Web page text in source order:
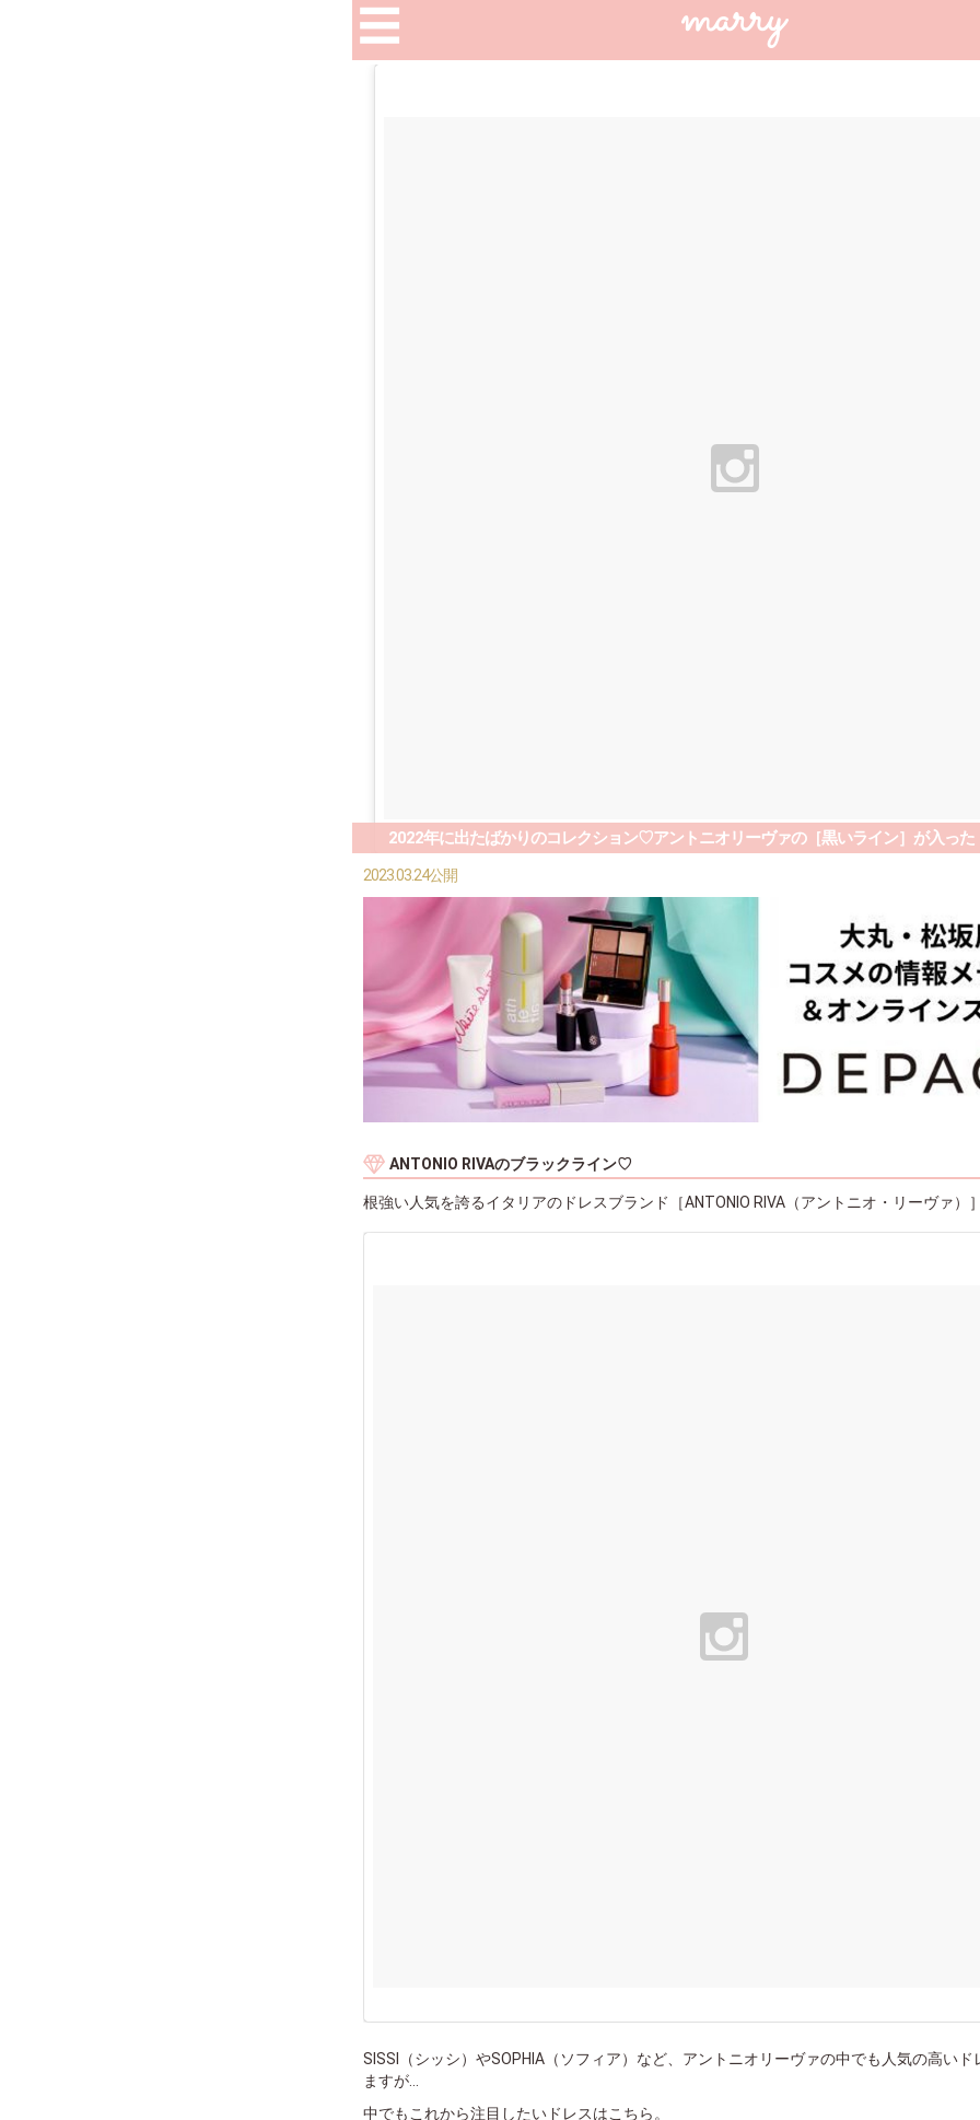
2022年に出たばかりのコレクション♡アントニオリーヴァの［黒いライン］が入った
2023.03.24公開
ANTONIO RIVAのブラックライン♡
根強い人気を誇るイタリアのドレスブランド［ANTONIO RIVA（アントニオ・リーヴァ）
SISSI（シッシ）やSOPHIA（ソフィア）など、アントニオリーヴァの中でも人気の高い
ますが...
中でもこれから注目したいドレスはこちら。